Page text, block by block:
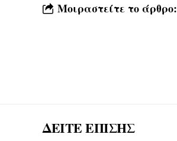
Μοιραστείτε το άρθρο:
ΔΕΙΤΕ ΕΠΙΣΗΣ